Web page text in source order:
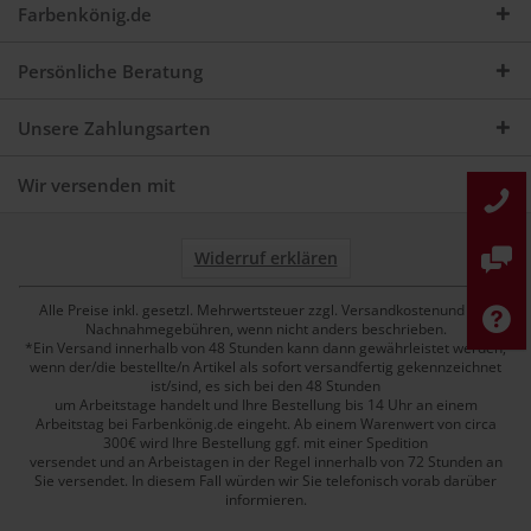
Farbenkönig.de
Persönliche Beratung
Unsere Zahlungsarten
Wir versenden mit
Widerruf erklären
Alle Preise inkl. gesetzl. Mehrwertsteuer zzgl. Versandkostenund ggf.
Nachnahmegebühren, wenn nicht anders beschrieben.
*Ein Versand innerhalb von 48 Stunden kann dann gewährleistet werden,
wenn der/die bestellte/n Artikel als sofort versandfertig gekennzeichnet
ist/sind, es sich bei den 48 Stunden
um Arbeitstage handelt und Ihre Bestellung bis 14 Uhr an einem
Arbeitstag bei Farbenkönig.de eingeht. Ab einem Warenwert von circa
300€ wird Ihre Bestellung ggf. mit einer Spedition
versendet und an Arbeistagen in der Regel innerhalb von 72 Stunden an
Sie versendet. In diesem Fall würden wir Sie telefonisch vorab darüber
informieren.